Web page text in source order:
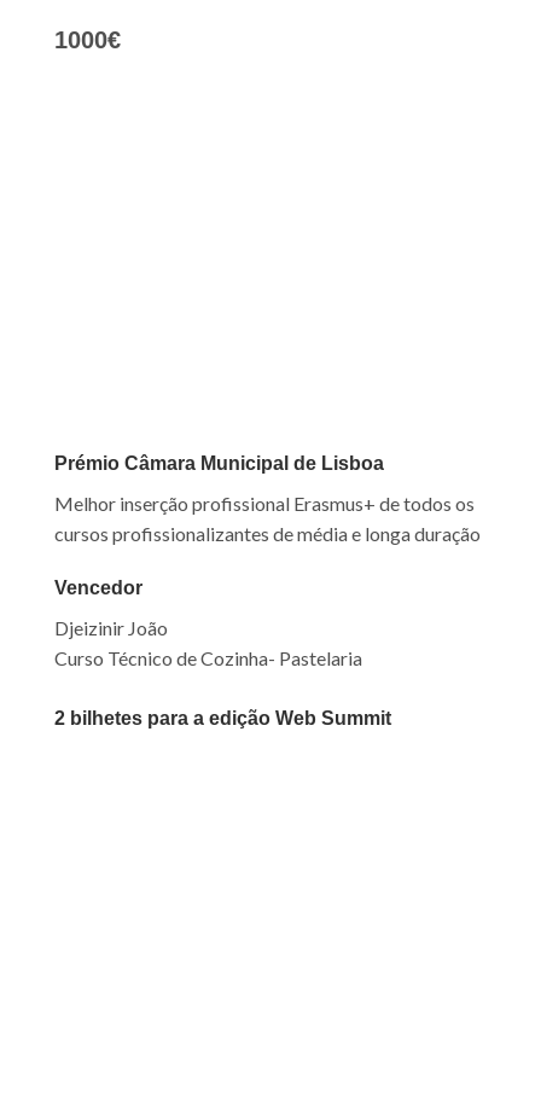
1000€
Prémio Câmara Municipal de Lisboa
Melhor inserção profissional Erasmus+ de todos os
cursos profissionalizantes de média e longa duração
Vencedor
Djeizinir João
Curso Técnico de Cozinha- Pastelaria
2 bilhetes para a edição Web Summit